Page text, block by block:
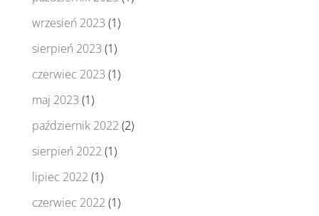
wrzesień 2023 (1)
sierpień 2023 (1)
czerwiec 2023 (1)
maj 2023 (1)
październik 2022 (2)
sierpień 2022 (1)
lipiec 2022 (1)
czerwiec 2022 (1)